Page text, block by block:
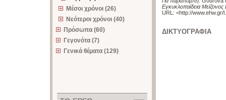
Μέσοι χρόνοι (26)
Νεότεροι χρόνοι (40)
Πρόσωπα (60)
Γεγονότα (7)
Γενικά θέματα (129)
Εγκυκλοπαίδεια
URL: <http://www.ehw.gr/
ΔΙΚΤΥΟΓΡΑΦΙΑ